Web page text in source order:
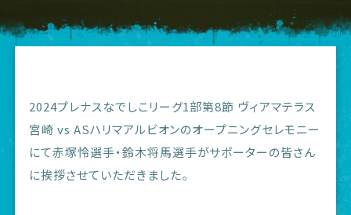
2024プレナスなでしこリーグ1部第8節 ヴィアマテラス
宮崎 vs ASハリマアルビオンのオープニングセレモニー
にて赤塚怜選手・鈴木将馬選手がサポーターの皆さん
に挨拶させていただきました。